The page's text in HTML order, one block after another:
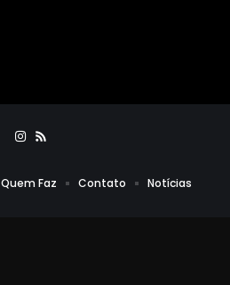
Quem Faz Contato Notícias